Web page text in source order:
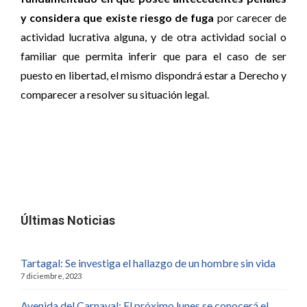
y considera que existe riesgo de fuga por carecer de
actividad lucrativa alguna, y de otra actividad social o
familiar que permita inferir que para el caso de ser
puesto en libertad, el mismo dispondrá estar a Derecho y
comparecer a resolver su situación legal.
Últimas Noticias
Tartagal: Se investiga el hallazgo de un hombre sin vida
7 diciembre, 2023